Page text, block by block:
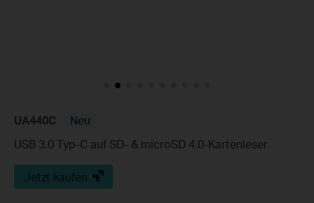
UA440C
Neu
USB 3.0 Typ-C auf SD- & microSD 4.0-Kartenleser
Jetzt kaufen